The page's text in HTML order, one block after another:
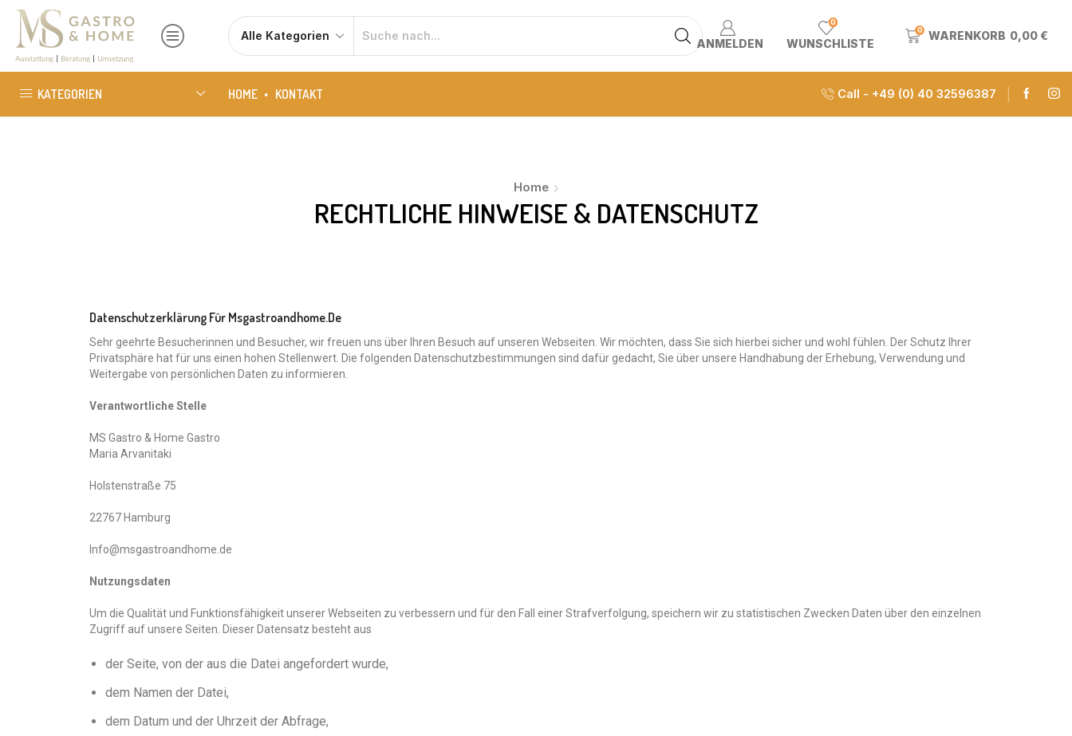
ANMELDEN
0
WUNSCHLISTE
0 WARENKORB 0,00 €
KATEGORIEN HOME KONTAKT Call - +49 (0) 40 32596387
Home
RECHTLICHE HINWEISE & DATENSCHUTZ
Datenschutzerklärung Für Msgastroandhome.de
Sehr geehrte Besucherinnen und Besucher, wir freuen uns über Ihren Besuch auf unseren Webseiten. Wir möchten, dass Sie sich hierbei sicher und wohl fühlen. Der Schutz Ihrer
Privatsphäre hat für uns einen hohen Stellenwert. Die folgenden Datenschutzbestimmungen sind dafür gedacht, Sie über unsere Handhabung der Erhebung, Verwendung und
Weitergabe von persönlichen Daten zu informieren.
Verantwortliche Stelle
MS Gastro & Home Gastro
Maria Arvanitaki
Holstenstraße 75
22767 Hamburg
Info@msgastroandhome.de
Nutzungsdaten
Um die Qualität und Funktionsfähigkeit unserer Webseiten zu verbessern und für den Fall einer Strafverfolgung, speichern wir zu statistischen Zwecken Daten über den einzelnen
Zugriff auf unsere Seiten. Dieser Datensatz besteht aus
der Seite, von der aus die Datei angefordert wurde,
dem Namen der Datei,
dem Datum und der Uhrzeit der Abfrage,